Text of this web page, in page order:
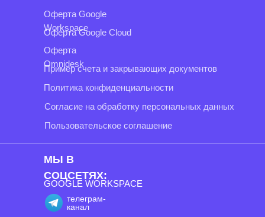
Оферта Google
Workspace
Оферта Google Cloud
Оферта
Omnidesk
Пример счета и закрывающих документов
Политика конфиденциальности
Согласие на обработку персональных данных
Пользовательское соглашение
телеграм-
канал
МЫ В
СОЦСЕТЯХ:
GOOGLE WORKSPACE